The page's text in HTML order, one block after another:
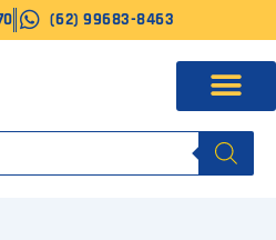
(62) 99683-8463